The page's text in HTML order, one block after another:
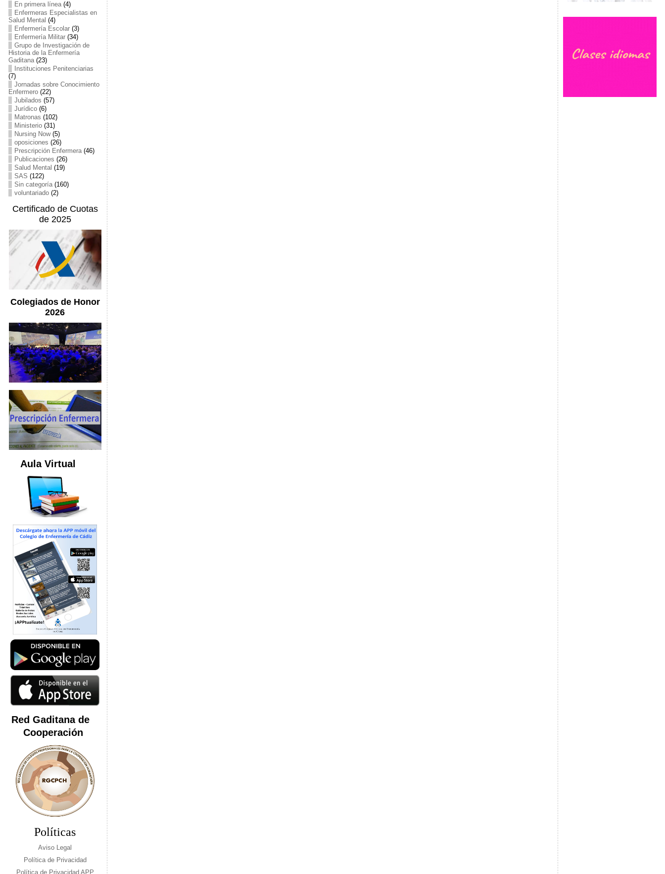
En primera línea(4)
Enfermeras Especialistas en
Salud Mental (4)
Enfermería Escolar(3)
Enfermería Militar(34)
Grupo de Investigación de
Historia de la Enfermería
Gaditana(23)
Instituciones Penitenciarias
(7)
Jornadas sobre Conocimiento
Enfermero(22)
Jubilados (57)
Jurídico(6)
Matronas (102)
Ministerio(31)
Nursing Now(5)
oposiciones (26)
Prescripción Enfermera(46)
Publicaciones (26)
Salud Mental (19)
SAS (122)
Sin categoría(160)
voluntariado(2)
Certificado de Cuotas
de 2025
Colegiados de Honor
2026
Aula Virtual
Red Gaditana de
Cooperación
Políticas
Aviso Legal
Política de Privacidad
Política de Privacidad APP